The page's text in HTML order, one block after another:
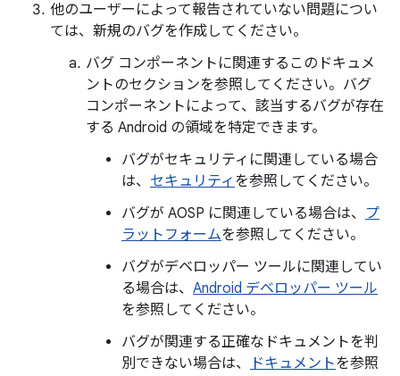
他のユーザーによって報告されていない問題につい
ては、新規のバグを作成してください。
バグ コンポーネントに関連するこのドキュメ
ントのセクションを参照してください。バグ
コンポーネントによって、該当するバグが存在
する Android の領域を特定できます。
バグがセキュリティに関連している場合
は、 セキュリティ を参照してください。
バグが AOSP に関連している場合は、 プ
ラットフォームを参照してください。
バグがデベロッパー ツールに関連してい
る場合は、 Android デベロッパー ツール
を参照してください。
バグが関連する正確なドキュメントを判
別できない場合は、
ドキュメントを参照